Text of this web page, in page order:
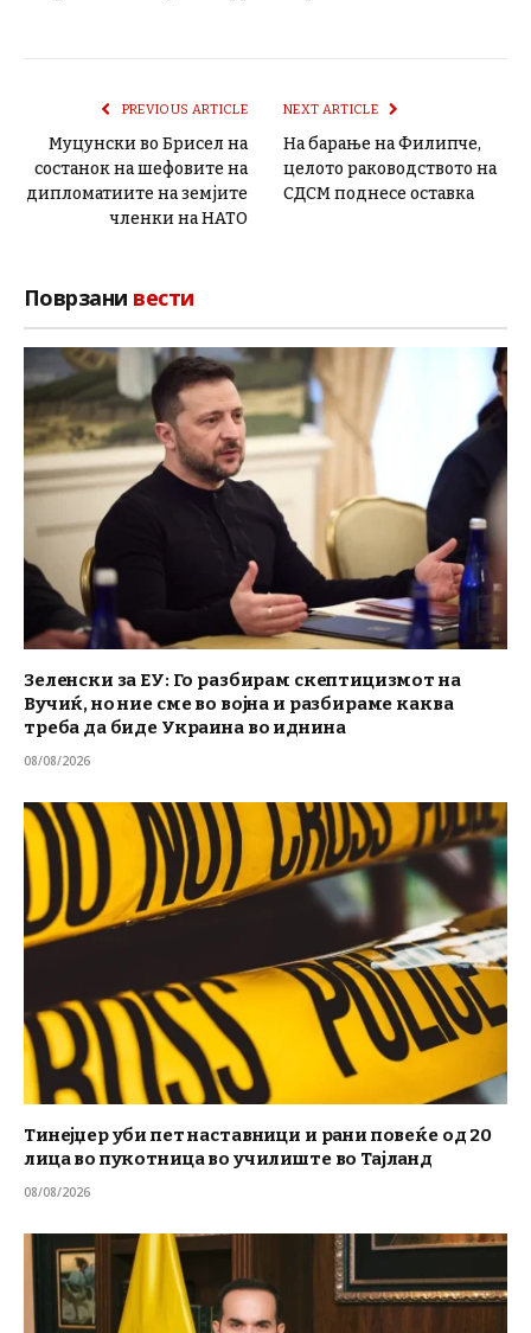
PREVIOUS ARTICLE
Муцунски во Брисел на
состанок на шефовите на
дипломатиите на земјите
членки на НАТО
NEXT ARTICLE
На барање на Филипче,
целото раководството на
СДСМ поднесе оставка
Поврзани вести
Зеленски за ЕУ: Го разбирам скептицизмот на
Вучиќ, но ние сме во војна и разбираме каква
треба да биде Украина во иднина
08/08/2026
Тинејџер уби пет наставници и рани повеќе од 20
лица во пукотница во училиште во Тајланд
08/08/2026